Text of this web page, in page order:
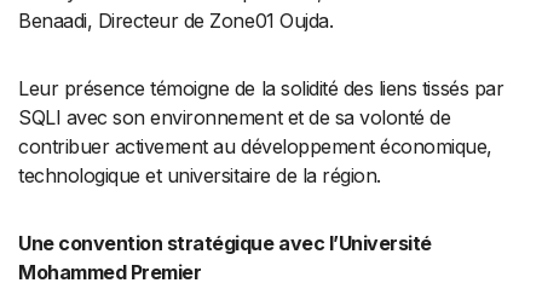
Benaadi, Directeur de Zone01 Oujda.
Leur présence témoigne de la solidité des liens tissés par
SQLI avec son environnement et de sa volonté de
contribuer activement au développement économique,
technologique et universitaire de la région.
Une convention stratégique avec l’Université
Mohammed Premier